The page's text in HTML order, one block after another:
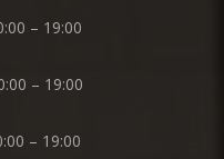
– 19:00
– 19:00
– 19:00